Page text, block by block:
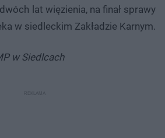
lat więzienia, na finał sprawy
w siedleckim Zakładzie Karnym.
w Siedlcach